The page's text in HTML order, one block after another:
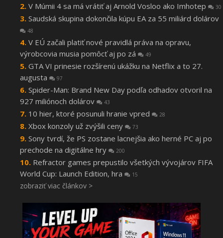
V Múmii 4 sa má vrátiť aj Arnold Vosloo ako Imhotep 30
Saudská skupina dokončila kúpu EA za 55 miliárd dolárov
48
V EÚ začali platiť nové pravidlá práva na opravu,
výrobcovia musia pomôcť aj po zá
49
GTA VI prinesie rozšírenú ukážku na Netflix a to 27.
augusta
97
Spider-Man: Brand New Day podľa odhadov otvoril na
927 miliónoch dolárov
43
10 hier, ktoré posunuli hranie vpred 28
Xbox konzoly už zvýšili ceny 73
Sony tvrdí, že PS zostane lacnejšia ako herné PC aj po
prechode na digitálne hry
200
Refractor games prepustilo všetkých vývojárov FIFA
World Cup: Launch Edition, hra
15
zobraziť viac článkov >